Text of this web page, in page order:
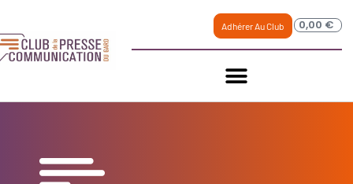
Adhérer Au Club 0,00 €